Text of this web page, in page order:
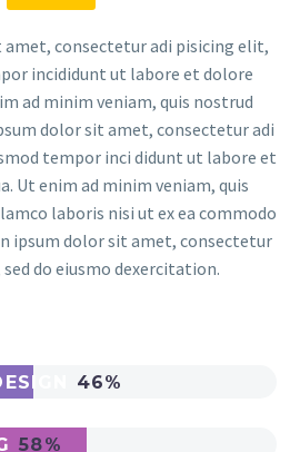
consectetur adi pisicing elit,
incididunt ut labore et dolore
ad minim veniam, quis nostrud
dolor sit amet, consectetur adi
tempor inci didunt ut labore et
Ut enim ad minim veniam, quis
laboris nisi ut ex ea commodo
ipsum dolor sit amet, consectetur
do eiusmo dexercitation.
46%
58%